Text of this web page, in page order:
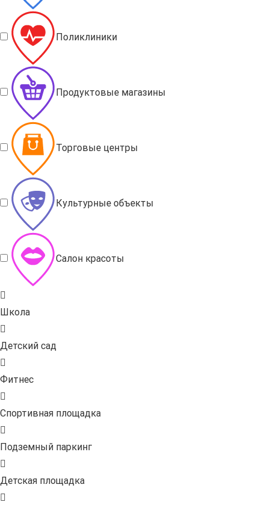
Поликлиники
Продуктовые магазины
Торговые центры
Культурные объекты
Салон красоты
Школа
Детский сад
Фитнес
Спортивная площадка
Подземный паркинг
Детская площадка